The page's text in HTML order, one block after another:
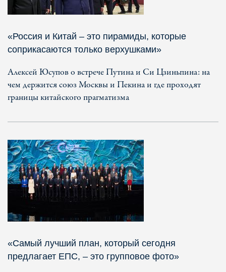
«Россия и Китай – это пирамиды, которые
соприкасаются только верхушками»
Алексей Юсупов о встрече Путина и Си Цзиньпина: на
чем держится союз Москвы и Пекина и где проходят
границы китайского прагматизма
«Самый лучший план, который сегодня
предлагает ЕПС, – это групповое фото»